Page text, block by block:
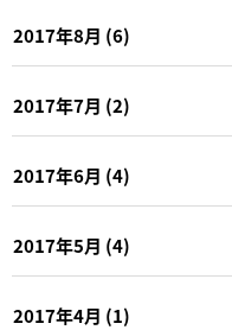
2017年8月 (6)
2017年7月 (2)
2017年6月 (4)
2017年5月 (4)
2017年4月 (1)